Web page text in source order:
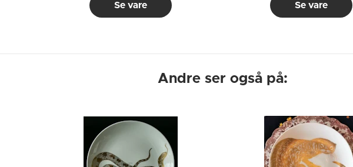
Se vare Se vare
Andre ser også på: